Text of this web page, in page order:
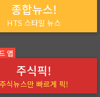
종합뉴스!
HTS 스타일 뉴스
앱
주식픽!
주식뉴스만 빠르게 픽!